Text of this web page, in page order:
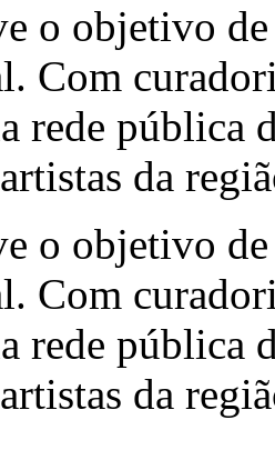
o objetivo
Com
rede pública
da
o objetivo
Com
rede pública
da